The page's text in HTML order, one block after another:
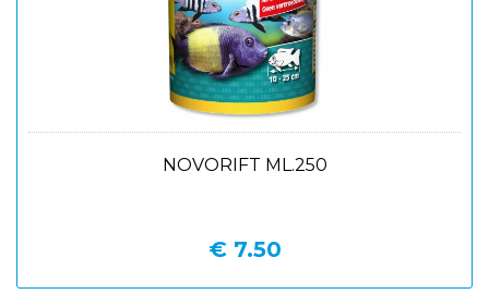
NOVORIFT ML.250
€ 7.50